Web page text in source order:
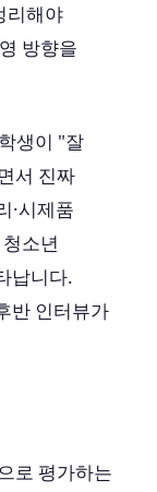
리해야
방향을
생이 "잘
서 진짜
·시제품
소년
납니다.
반 인터뷰가
로 평가하는